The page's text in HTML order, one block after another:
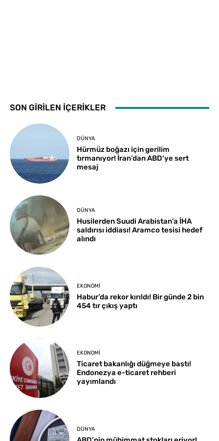
SON GİRİLEN İÇERİKLER
DÜNYA
Hürmüz boğazı için gerilim
tırmanıyor! İran’dan ABD’ye sert
mesaj
DÜNYA
Husilerden Suudi Arabistan’a İHA
saldırısı iddiası! Aramco tesisi hedef
alındı
EKONOMI
Habur’da rekor kırıldı! Bir günde 2 bin
454 tır çıkış yaptı
EKONOMI
Ticaret bakanlığı düğmeye bastı!
Endonezya e-ticaret rehberi
yayımlandı
DÜNYA